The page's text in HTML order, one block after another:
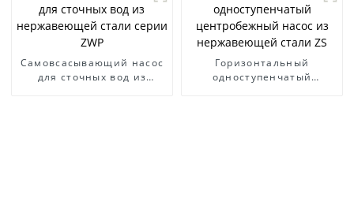
Самовсасывающий насос
для сточных вод из
Горизонтальный
одноступенчатый